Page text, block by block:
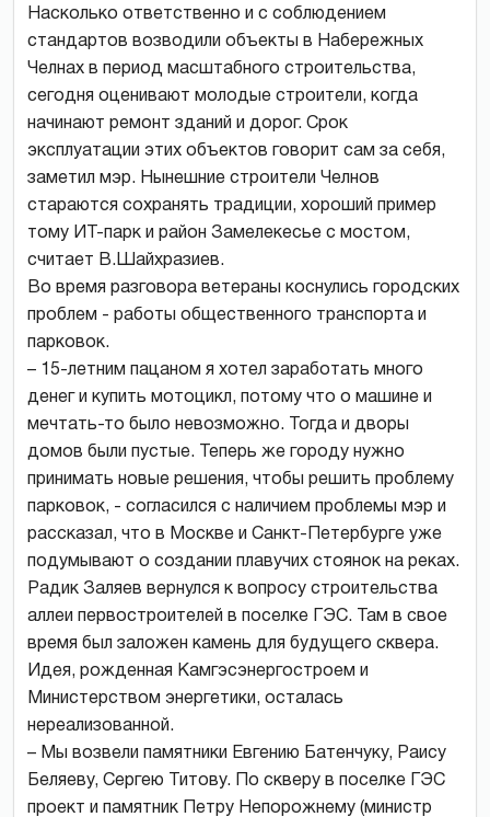
Насколько ответственно и с соблюдением
стандартов возводили объекты в Набережных
Челнах в период масштабного строительства,
сегодня оценивают молодые строители, когда
начинают ремонт зданий и дорог. Срок
эксплуатации этих объектов говорит сам за себя,
заметил мэр. Нынешние строители Челнов
стараются сохранять традиции, хороший пример
тому ИТ-парк и район Замелекесье с мостом,
считает В.Шайхразиев.
Во время разговора ветераны коснулись городских
проблем - работы общественного транспорта и
парковок.
– 15-летним пацаном я хотел заработать много
денег и купить мотоцикл, потому что о машине и
мечтать-то было невозможно. Тогда и дворы
домов были пустые. Теперь же городу нужно
принимать новые решения, чтобы решить проблему
парковок, - согласился с наличием проблемы мэр и
рассказал, что в Москве и Санкт-Петербурге уже
подумывают о создании плавучих стоянок на реках.
Радик Заляев вернулся к вопросу строительства
аллеи первостроителей в поселке ГЭС. Там в свое
время был заложен камень для будущего сквера.
Идея, рожденная Камгэсэнергостроем и
Министерством энергетики, осталась
нереализованной.
– Мы возвели памятники Евгению Батенчуку, Раису
Беляеву, Сергею Титову. По скверу в поселке ГЭС
проект и памятник Петру Непорожнему (министр